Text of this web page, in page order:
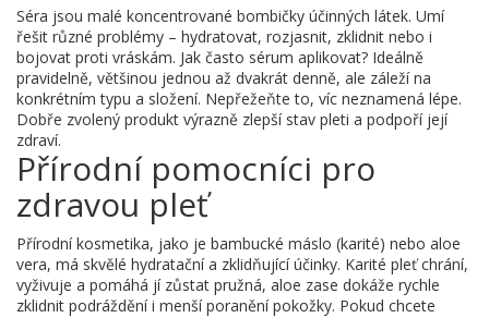
Séra jsou malé koncentrované bombičky účinných látek. Umí
řešit různé problémy – hydratovat, rozjasnit, zklidnit nebo i
bojovat proti vráskám. Jak často sérum aplikovat? Ideálně
pravidelně, většinou jednou až dvakrát denně, ale záleží na
konkrétním typu a složení. Nepřežeňte to, víc neznamená lépe.
Dobře zvolený produkt výrazně zlepší stav pleti a podpoří její
zdraví.
Přírodní pomocníci pro
zdravou pleť
Přírodní kosmetika, jako je bambucké máslo (karité) nebo aloe
vera, má skvělé hydratační a zklidňující účinky. Karité pleť chrání,
vyživuje a pomáhá jí zůstat pružná, aloe zase dokáže rychle
zklidnit podráždění i menší poranění pokožky. Pokud chcete